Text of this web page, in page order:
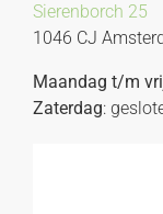
Sierenborch 25
1046 CJ
Maandag t/m
Zaterdag: